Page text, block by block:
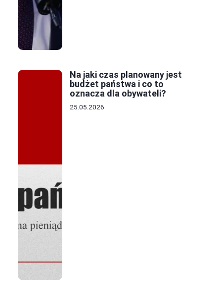
Na jaki czas planowany jest
budżet państwa i co to
oznacza dla obywateli?
25.05.2026